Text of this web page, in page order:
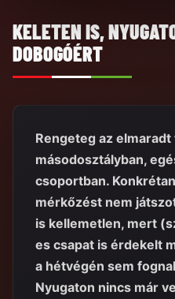
KELETEN IS,
DOBOGÓÉRT
Rengeteg az
másodosztályban,
csoportban.
mérkőzést nem
is kellemetlen, mert
es csapat is érdekelt
a hétvégén sem
Nyugaton nincs már